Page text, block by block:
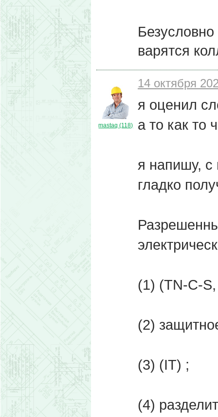
варятся
mastaq (118)
14 октября
я оценил
а то как то
я напишу, с
гладко
(1) (TN-C-
(2)
(3) (IТ) ;
(4)